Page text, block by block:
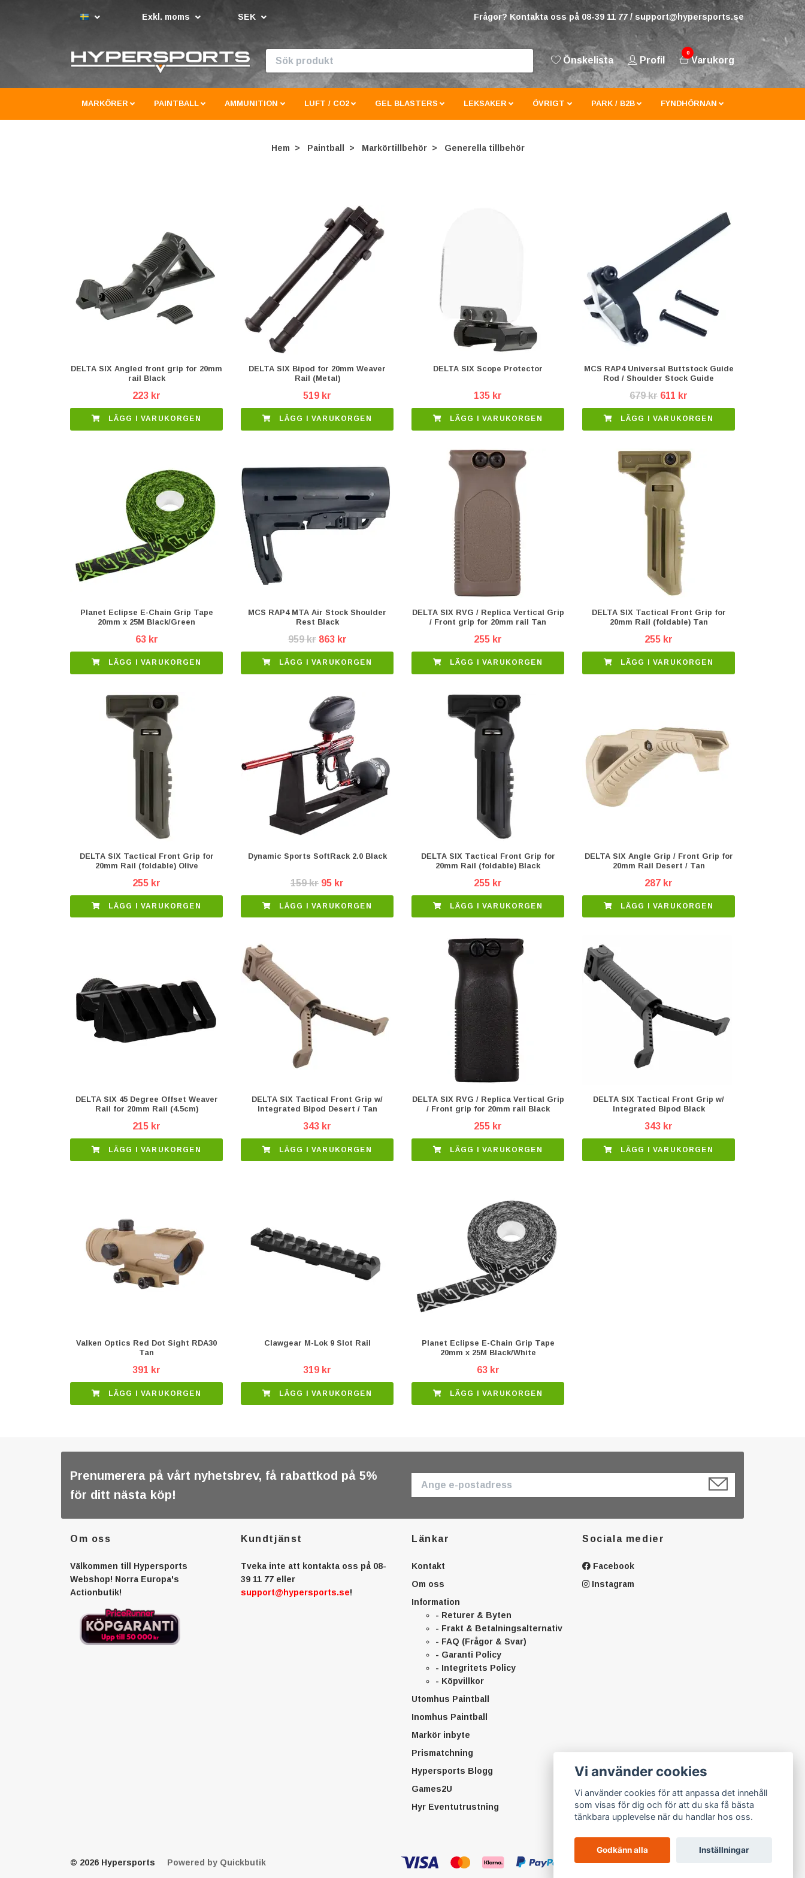
Exkl. moms SEK Frågor? Kontakta oss på 08-39 11 77 / support@hypersports.se
Önskelista Profil
0
Varukorg
MARKÖRER PAINTBALL AMMUNITION LUFT / CO2 GEL BLASTERS LEKSAKER ÖVRIGT PARK / B2B FYNDHÖRNAN
Hem Paintball Markörtillbehör Generella tillbehör
DELTA SIX Angled front grip for 20mm
rail Black
223 kr
LÄGG I VARUKORGEN
DELTA SIX Bipod for 20mm Weaver
Rail (Metal)
519 kr
LÄGG I VARUKORGEN
DELTA SIX Scope Protector
135 kr
LÄGG I VARUKORGEN
MCS RAP4 Universal Buttstock Guide
Rod / Shoulder Stock Guide
679 kr 611 kr
LÄGG I VARUKORGEN
Planet Eclipse E-Chain Grip Tape
20mm x 25M Black/Green
63 kr
LÄGG I VARUKORGEN
MCS RAP4 MTA Air Stock Shoulder
Rest Black
959 kr 863 kr
LÄGG I VARUKORGEN
DELTA SIX RVG / Replica Vertical Grip
/ Front grip for 20mm rail Tan
255 kr
LÄGG I VARUKORGEN
DELTA SIX Tactical Front Grip for
20mm Rail (foldable) Tan
255 kr
LÄGG I VARUKORGEN
DELTA SIX Tactical Front Grip for
20mm Rail (foldable) Olive
255 kr
LÄGG I VARUKORGEN
Dynamic Sports SoftRack 2.0 Black
159 kr 95 kr
LÄGG I VARUKORGEN
DELTA SIX Tactical Front Grip for
20mm Rail (foldable) Black
255 kr
LÄGG I VARUKORGEN
DELTA SIX Angle Grip / Front Grip for
20mm Rail Desert / Tan
287 kr
LÄGG I VARUKORGEN
DELTA SIX 45 Degree Offset Weaver
Rail for 20mm Rail (4.5cm)
215 kr
LÄGG I VARUKORGEN
DELTA SIX Tactical Front Grip w/
Integrated Bipod Desert / Tan
343 kr
LÄGG I VARUKORGEN
DELTA SIX RVG / Replica Vertical Grip
/ Front grip for 20mm rail Black
255 kr
LÄGG I VARUKORGEN
DELTA SIX Tactical Front Grip w/
Integrated Bipod Black
343 kr
LÄGG I VARUKORGEN
Valken Optics Red Dot Sight RDA30
Tan
391 kr
LÄGG I VARUKORGEN
Clawgear M-Lok 9 Slot Rail
319 kr
LÄGG I VARUKORGEN
Planet Eclipse E-Chain Grip Tape
20mm x 25M Black/White
63 kr
LÄGG I VARUKORGEN
Prenumerera på vårt nyhetsbrev, få rabattkod på 5%
för ditt nästa köp!
Om oss
Välkommen till Hypersports
Webshop! Norra Europa's
Actionbutik!
Kundtjänst
Tveka inte att kontakta oss på 08-
39 11 77 eller
support@hypersports.se!
Länkar
Kontakt
Om oss
Information
- Returer & Byten
- Frakt & Betalningsalternativ
- FAQ (Frågor & Svar)
- Garanti Policy
- Integritets Policy
- Köpvillkor
Utomhus Paintball
Inomhus Paintball
Markör inbyte
Prismatchning
Hypersports Blogg
Games2U
Hyr Eventutrustning
Sociala medier
Facebook
Instagram
© 2026 Hypersports Powered by Quickbutik
Vi använder cookies
Vi använder cookies för att anpassa det innehåll
som visas för dig och för att du ska få bästa
tänkbara upplevelse när du handlar hos oss.
Godkänn alla Inställningar